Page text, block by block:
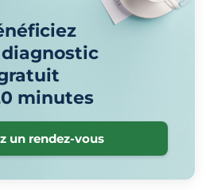
minutes
un rendez-vous